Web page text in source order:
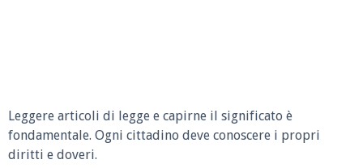
Leggere articoli di legge e capirne il significato è
fondamentale. Ogni cittadino deve conoscere i propri
diritti e doveri.